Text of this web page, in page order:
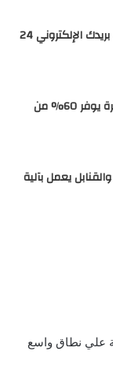
جهاز يمكنك من التواصل مع بريدك الإلكتروني 24
تصميم مبتكر لمحركات الطائرة يوفر 60% من
يعمل بآلية
علي نطاق واسع